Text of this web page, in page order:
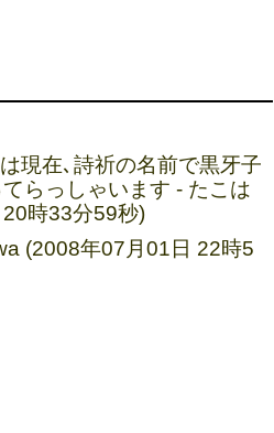
現在､詩祈の名前で黒牙子
らっしゃいます - たこは
時33分59秒)
(2008年07月01日 22時5